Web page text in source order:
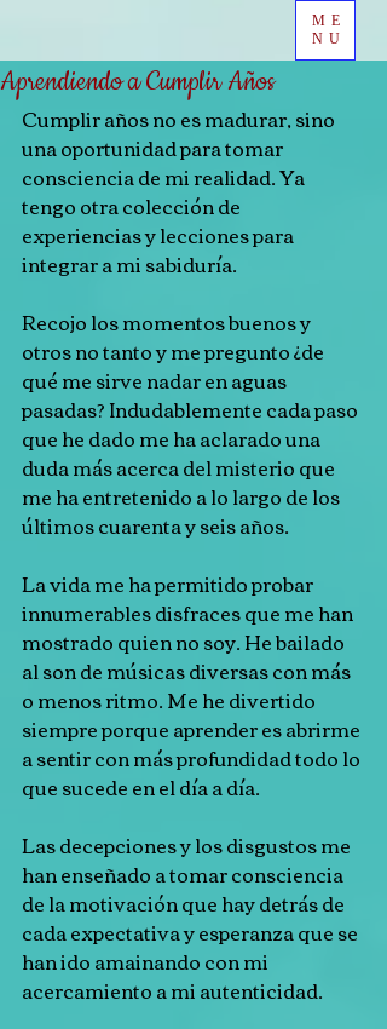
ME
NU
Aprendiendo a Cumplir Años
Cumplir años no es madurar, sino
una oportunidad para tomar
consciencia de mi realidad. Ya
tengo otra colección de
experiencias y lecciones para
integrar a mi sabiduría.
Recojo los momentos buenos y
otros no tanto y me pregunto ¿de
qué me sirve nadar en aguas
pasadas? Indudablemente cada paso
que he dado me ha aclarado una
duda más acerca del misterio que
me ha entretenido a lo largo de los
últimos cuarenta y seis años.
La vida me ha permitido probar
innumerables disfraces que me han
mostrado quien no soy. He bailado
al son de músicas diversas con más
o menos ritmo. Me he divertido
siempre porque aprender es abrirme
a sentir con más profundidad todo lo
que sucede en el día a día.
Las decepciones y los disgustos me
han enseñado a tomar consciencia
de la motivación que hay detrás de
cada expectativa y esperanza que se
han ido amainando con mi
acercamiento a mi autenticidad.